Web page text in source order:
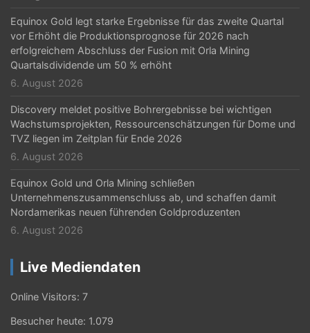
Equinox Gold legt starke Ergebnisse für das zweite Quartal
vor Erhöht die Produktionsprognose für 2026 nach
erfolgreichem Abschluss der Fusion mit Orla Mining
Quartalsdividende um 50 % erhöht
6. August 2026
Discovery meldet positive Bohrergebnisse bei wichtigen
Wachstumsprojekten, Ressourcenschätzungen für Dome und
TVZ liegen im Zeitplan für Ende 2026
6. August 2026
Equinox Gold und Orla Mining schließen
Unternehmenszusammenschluss ab, und schaffen damit
Nordamerikas neuen führenden Goldproduzenten
6. August 2026
Live Mediendaten
Online Visitors: 7
Besucher heute: 1.079